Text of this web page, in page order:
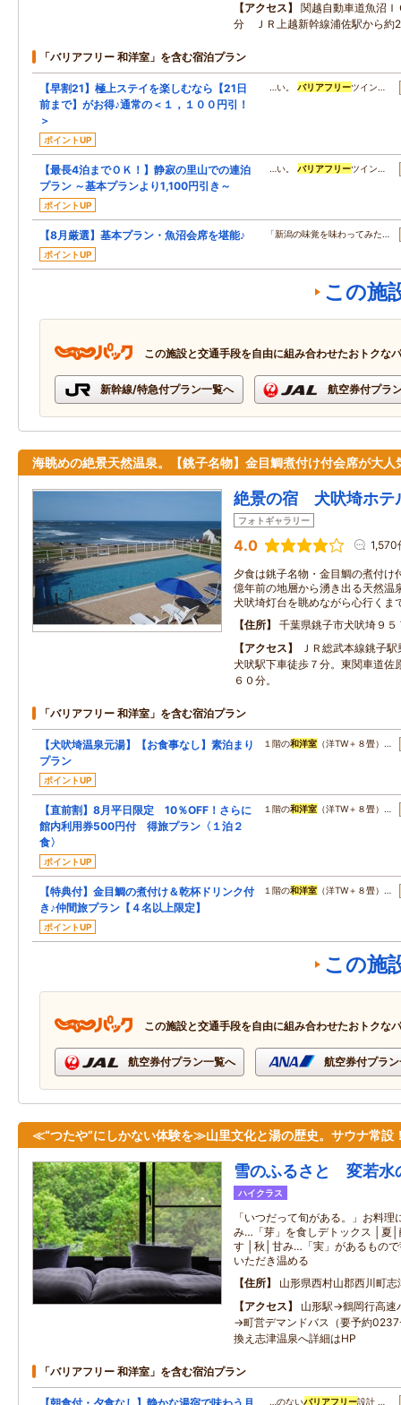
アクセス
関越自動車道魚沼
分 ＪＲ上越新幹線浦佐駅から約
「バリアフリー 和洋室」を含む宿泊プラン
【早割21】極上ステイを楽しむなら【21日
前まで】がお得♪通常の＜１，１００円引！
＞
ポイントUP
…い。バリアフリーツイン…
【最長4泊までＯＫ！】静寂の里山での連泊
プラン ～基本プランより1,100円引き～
ポイントUP
…い。バリアフリーツイン…
【8月厳選】基本プラン・魚沼会席を堪能♪
ポイントUP
「新潟の味覚を味わってみた…
この施
この施設と交通手段を自由に組み合わせたおトクな
新幹線/特急付プラン一覧へ 航空券付プラ
海眺めの絶景天然温泉。【銚子名物】金目鯛煮付け付会席が大人
絶景の宿 犬吠埼ホテ
フォトギャラリー
4.0 1,570
夕食は銚子名物・金目鯛の煮付け
億年前の地層から湧き出る天然温
犬吠埼灯台を眺めながら心行くま
住所
千葉県銚子市犬吠埼９５
アクセス
ＪＲ総武本線銚子
犬吠駅下車徒歩７分。東関車道佐
６０分。
「バリアフリー 和洋室」を含む宿泊プラン
【犬吠埼温泉元湯】【お食事なし】素泊まり
プラン
ポイントUP
１階の和洋室 （洋TW＋８畳）…
【直前割】8月平日限定 10％OFF！さらに
館内利用券500円付 得旅プラン〈１泊２
食〉
ポイントUP
１階の和洋室 （洋TW＋８畳）…
【特典付】金目鯛の煮付け＆乾杯ドリンク付
き♪仲間旅プラン【４名以上限定】
ポイントUP
１階の和洋室 （洋TW＋８畳）…
この施
この施設と交通手段を自由に組み合わせたおトクな
航空券付プラン一覧へ 航空券付プラ
≪“つたや”にしかない体験を≫山里文化と湯の歴史。サウナ常設
雪のふるさと 変若
ハイクラス
「いつだって旬がある。」お料
み…「芽」を食しデトックス │夏
す │秋│甘み…「実」があるもの
いただき温める
住所
山形県西村山郡西川町志
アクセス
山形駅→鶴岡行高速
→町営デマンドバス（要予約
換え志津温泉へ詳細はHP
「バリアフリー 和洋室」を含む宿泊プラン
…のないバリアフリー設計 …